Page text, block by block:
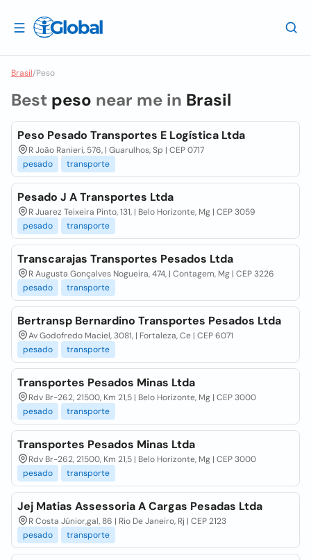
Brasil/Peso
Best peso near me in Brasil
Peso Pesado Transportes E Logística Ltda
R João Ranieri, 576, | Guarulhos, Sp | CEP 0717
pesado
transporte
Pesado J A Transportes Ltda
R Juarez Teixeira Pinto, 131, | Belo Horizonte, Mg | CEP 3059
pesado
transporte
Transcarajas Transportes Pesados Ltda
R Augusta Gonçalves Nogueira, 474, | Contagem, Mg | CEP 3226
pesado
transporte
Bertransp Bernardino Transportes Pesados Ltda
Av Godofredo Maciel, 3081, | Fortaleza, Ce | CEP 6071
pesado
transporte
Transportes Pesados Minas Ltda
Rdv Br-262, 21500, Km 21,5 | Belo Horizonte, Mg | CEP 3000
pesado
transporte
Transportes Pesados Minas Ltda
Rdv Br-262, 21500, Km 21,5 | Belo Horizonte, Mg | CEP 3000
pesado
transporte
Jej Matias Assessoria A Cargas Pesadas Ltda
R Costa Júnior,gal, 86 | Rio De Janeiro, Rj | CEP 2123
pesado
transporte